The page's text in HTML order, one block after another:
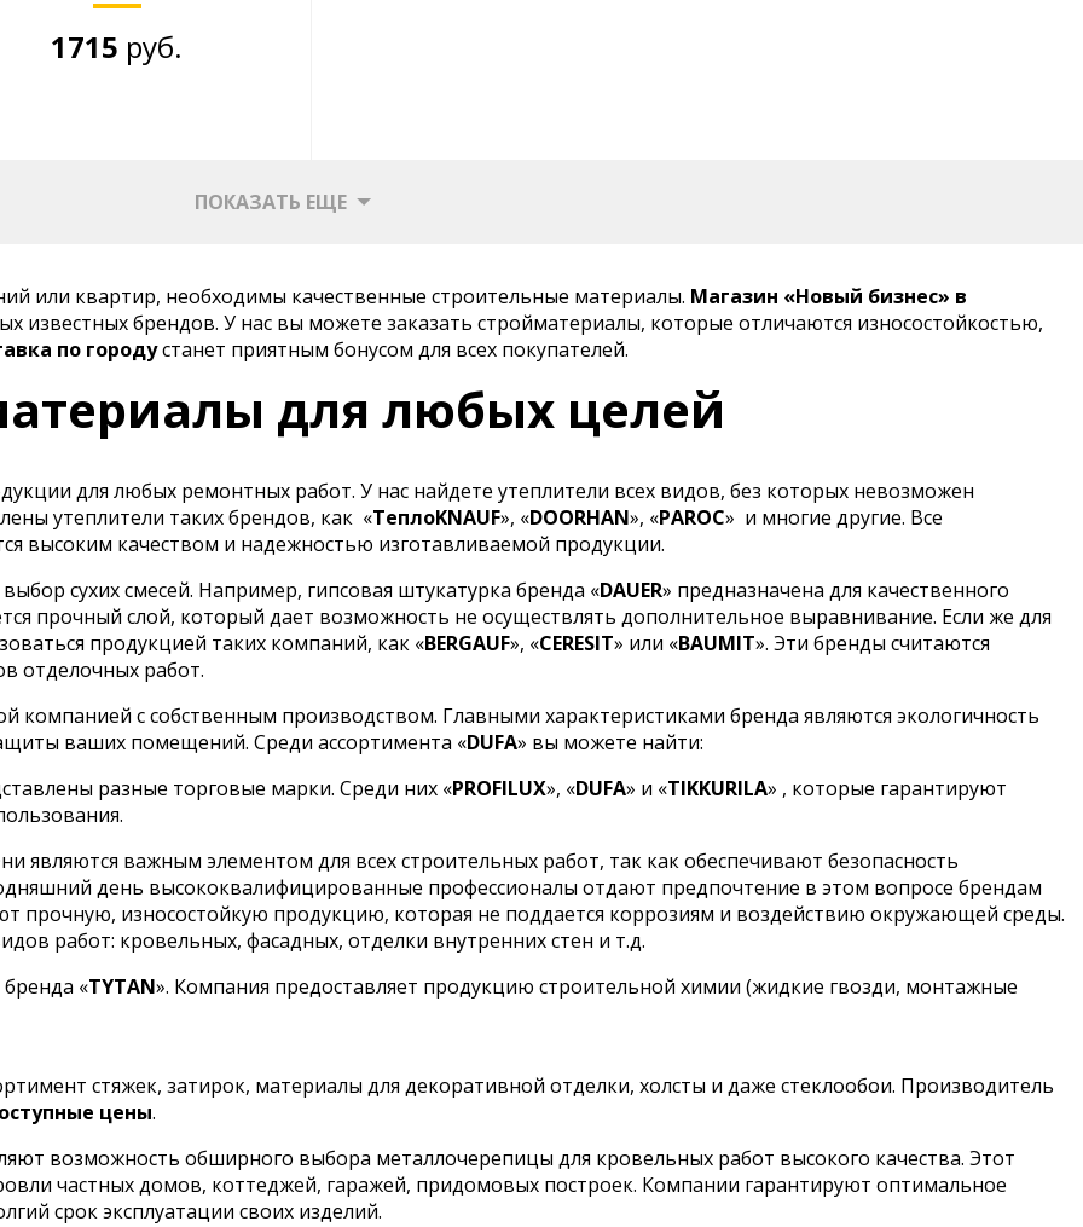
1715 руб.
ПОКАЗАТЬ ЕЩЕ
или квартир, необходимы качественные строительные материалы. Магазин «Новый бизнес» в
известных брендов. У нас вы можете заказать стройматериалы, которые отличаются износостойкостью,
по городустанет приятным бонусом для всех покупателей.
для любых целей
для любых ремонтных работ. У нас найдете утеплители всех видов, без которых невозможен
утеплители таких брендов, как «ТеплоKNAUF», «DOORHAN», «PAROC» и многие другие. Все
высоким качеством и надежностью изготавливаемой продукции.
сухих смесей. Например, гипсовая штукатурка бренда «DAUER» предназначена для качественного
прочный слой, который дает возможность не осуществлять дополнительное выравнивание. Если же для
продукцией таких компаний, как «BERGAUF», «CERESIT» или «BAUMIT». Эти бренды считаются
отделочных работ.
компанией с собственным производством. Главными характеристиками бренда являются экологичность
ваших помещений. Среди ассортимента «DUFA» вы можете найти:
разные торговые марки. Среди них «PROFILUX», «DUFA» и «TIKKURILA» , которые гарантируют
являются важным элементом для всех строительных работ, так как обеспечивают безопасность
день высококвалифицированные профессионалы отдают предпочтение в этом вопросе брендам
прочную, износостойкую продукцию, которая не поддается коррозиям и воздействию окружающей среды.
работ: кровельных, фасадных, отделки внутренних стен и т.д.
«TYTAN». Компания предоставляет продукцию строительной химии (жидкие гвозди, монтажные
стяжек, затирок, материалы для декоративной отделки, холсты и даже стеклообои. Производитель
цены.
возможность обширного выбора металлочерепицы для кровельных работ высокого качества. Этот
частных домов, коттеджей, гаражей, придомовых построек. Компании гарантируют оптимальное
срок эксплуатации своих изделий.